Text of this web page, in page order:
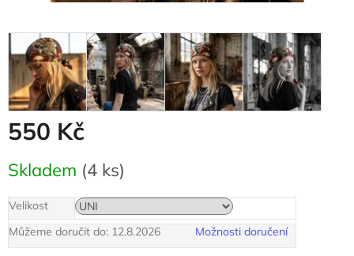
550 Kč
cena:
Skladem (4 ks)
Velikost
Můžeme doručit do: 12.8.2026 Možnosti doručení